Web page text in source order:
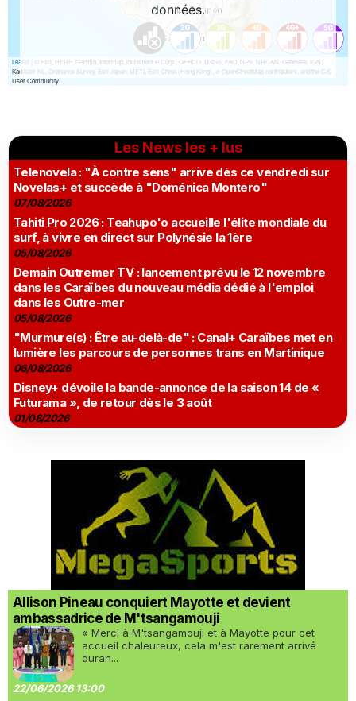
Les News les + lus
Telenovela : "À contre sens" arrive dès ce vendredi sur
Novelas+ et succède à "Doménica Montero"
07/08/2026
Tahiti Pro 2026 : Teahupo'o accueille l'élite mondiale du
surf, à vivre en direct sur Polynésie la 1ère
05/08/2026
Demain Outremer TV : lancement prévu le 12 novembre
dans les Caraïbes du nouveau média dédié à l'emploi
dans les Outre-mer
05/08/2026
"Murmure(s) : Être au-delà-de" : Canal+ Caraïbes met en
lumière les parcours de personnes trans en Martinique
06/08/2026
Disney+ dévoile la bande-annonce de la saison 14 de «
Futurama », de retour dès le 3 août
01/08/2026
Allison Pineau conquiert Mayotte et devient
ambassadrice de M'tsangamouji
« Merci à M'tsangamouji et à Mayotte pour cet
accueil chaleureux, cela m'est rarement arrivé
duran...
22/06/2026 13:00